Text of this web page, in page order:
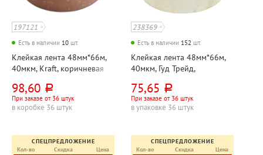
197121
Есть в наличии 10 шт.
Клейкая лента 48мм*66м,
40мкм, Kraft, коричневая
98,60 руб.
При заказе от 36 штук
в коробке 36 штук
СПЕЦПРЕДЛОЖЕНИЕ
Кол-во
Скидка Цена
238369
Есть в наличии 152 шт.
Клейкая лента 48мм*66м,
40мкм, Гуд Трейд,
75,65 руб.
При заказе от 36 штук
в упаковке 36 штук
СПЕЦПРЕДЛОЖЕНИЕ
Кол-во
Скидка Цена